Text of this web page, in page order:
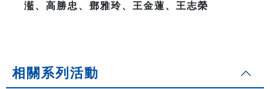
灆、高勝忠、鄧雅玲、王金蓮、王志榮
相關系列活動